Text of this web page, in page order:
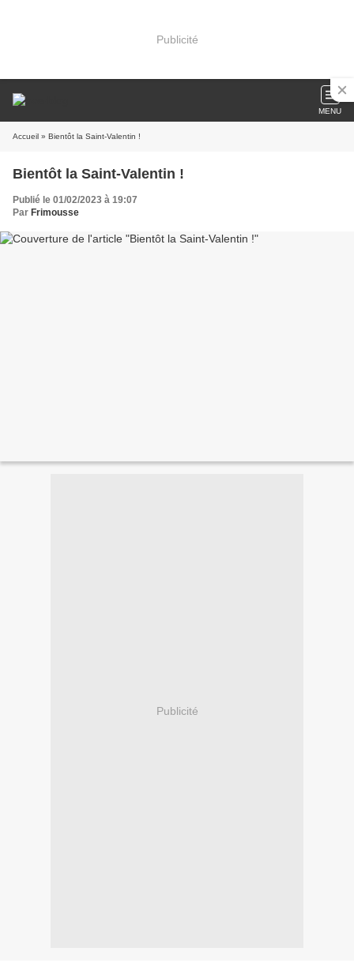
Publicité
MENU
Accueil » Bientôt la Saint-Valentin !
Bientôt la Saint-Valentin !
Publié le 01/02/2023 à 19:07
Par Frimousse
Publicité